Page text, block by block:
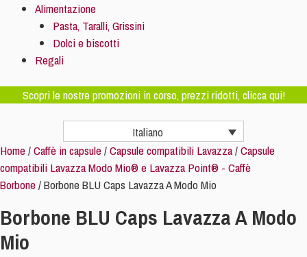
Alimentazione
Pasta, Taralli, Grissini
Dolci e biscotti
Regali
Scopri le nostre promozioni in corso, prezzi ridotti, clicca qui!
Italiano
Home/Caffè in capsule/Capsule compatibili Lavazza/Capsule
compatibili Lavazza Modo Mio® e Lavazza Point® - Caffè
Borbone/ Borbone BLU Caps Lavazza A Modo Mio
Borbone BLU Caps Lavazza A Modo
Mio